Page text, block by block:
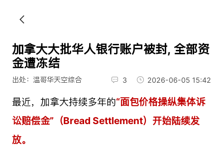
加拿大大批华人银行账户被封, 全部资
金遭冻结
出处：温哥华天空综合 3 2026-06-05 15:42
最近，加拿大持续多年的“面包价格操纵集体诉
讼赔偿金”（Bread Settlement）开始陆续发
放。